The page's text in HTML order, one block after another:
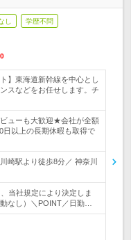
し 学歴不問
】東海道新幹線を中心とし
スなどをお任せします。チ
ューも大歓迎★会社が全額
以上の長期休暇も取得で
崎駅より徒歩8分／ 神奈川
当社規定により決定しま
なし）＼POINT／日勤…